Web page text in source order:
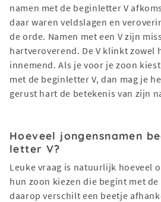
namen met de beginletter V
daar waren veldslagen en
de orde. Namen met een V zijn
hartveroverend. De V klinkt zowel
innemend. Als je voor je zoon
met de beginletter V, dan mag je
gerust hart de betekenis van zijn
Hoeveel jongensnamen
letter V?
Leuke vraag is natuurlijk hoeveel
hun zoon kiezen die begint met
daarop verschilt een beetje